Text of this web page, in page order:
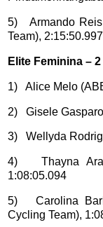
5) Armando Reis
Team), 2:15:50.997
Elite Feminina –
1) Alice Melo
2) Gisele
3) Wellyda
4) Thayna
1:08:05.094
5) Carolina
Cycling Team),